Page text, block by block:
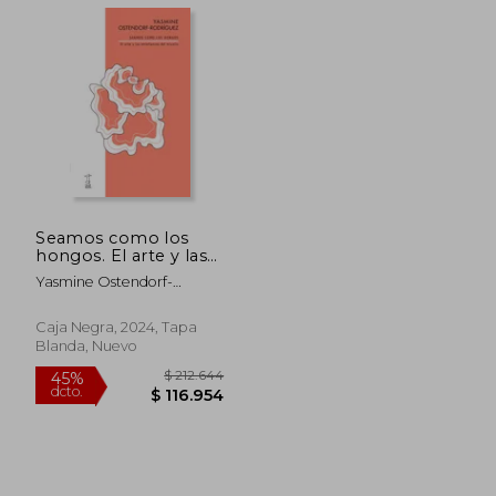
Seamos como los
hongos. El arte y las
enseñanzas del
micelio
Yasmine Ostendorf-
Caja Negra, 2024, Tapa
Blanda, Nuevo